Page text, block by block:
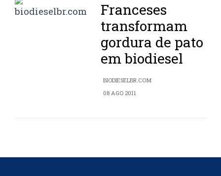
Franceses
transformam
gordura de pato
em biodiesel
BIODIESELBR.COM
08 AGO 2011